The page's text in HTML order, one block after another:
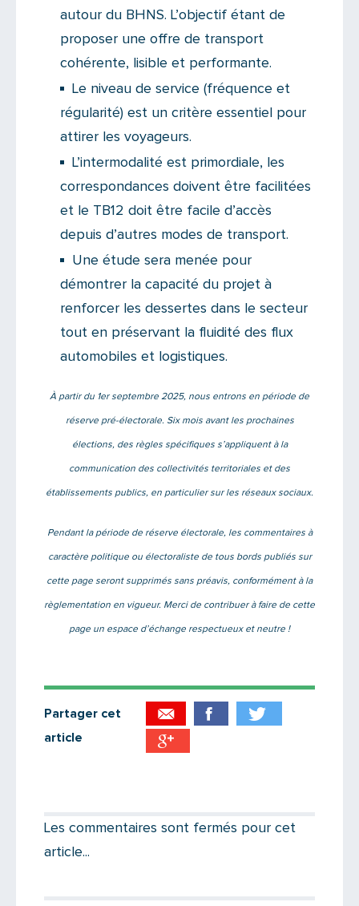
autour du BHNS. L’objectif étant de
proposer une offre de transport
cohérente, lisible et performante.
Le niveau de service (fréquence et
régularité) est un critère essentiel pour
attirer les voyageurs.
L’intermodalité est primordiale, les
correspondances doivent être facilitées
et le TB12 doit être facile d’accès
depuis d’autres modes de transport.
Une étude sera menée pour
démontrer la capacité du projet à
renforcer les dessertes dans le secteur
tout en préservant la fluidité des flux
automobiles et logistiques.
À partir du 1er septembre 2025, nous entrons en période de
réserve pré-électorale. Six mois avant les prochaines
élections, des règles spécifiques s’appliquent à la
communication des collectivités territoriales et des
établissements publics, en particulier sur les réseaux sociaux.
Pendant la période de réserve électorale, les commentaires à
caractère politique ou électoraliste de tous bords publiés sur
cette page seront supprimés sans préavis, conformément à la
règlementation en vigueur. Merci de contribuer à faire de cette
page un espace d’échange respectueux et neutre !
Partager cet
article
Les commentaires sont fermés pour cet
article...